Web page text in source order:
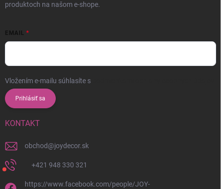
produktoch na našom e-shope.
EMAIL
Vložením e-mailu súhlasíte s
Prihlásiť sa
KONTAKT
obchod@joydecor.sk
+421 948 330 321
https://www.facebook.com/people/JOY-